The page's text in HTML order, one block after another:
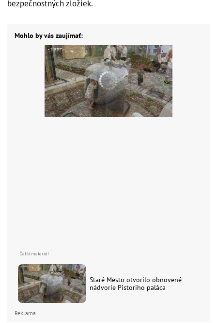
bezpečnostných zložiek.
Mohlo by vás zaujímať:
Staré Mesto otvorilo obnovené
nádvorie Pistoriho paláca
Reklama